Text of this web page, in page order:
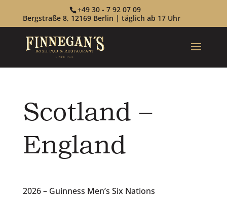
+49 30 - 7 92 07 09
Bergstraße 8, 12169 Berlin | täglich ab 17 Uhr
Scotland –
England
2026 – Guinness Men’s Six Nations